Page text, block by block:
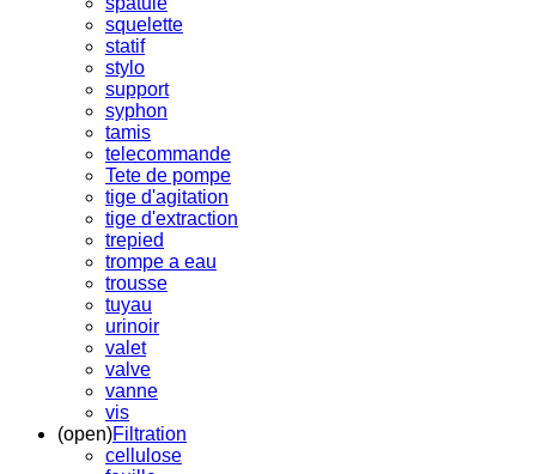
squelette
statif
stylo
support
syphon
tamis
telecommande
Tete de pompe
tige d'agitation
tige d'extraction
trepied
trompe a eau
trousse
tuyau
urinoir
valet
valve
vanne
vis
(open)Filtration
cellulose